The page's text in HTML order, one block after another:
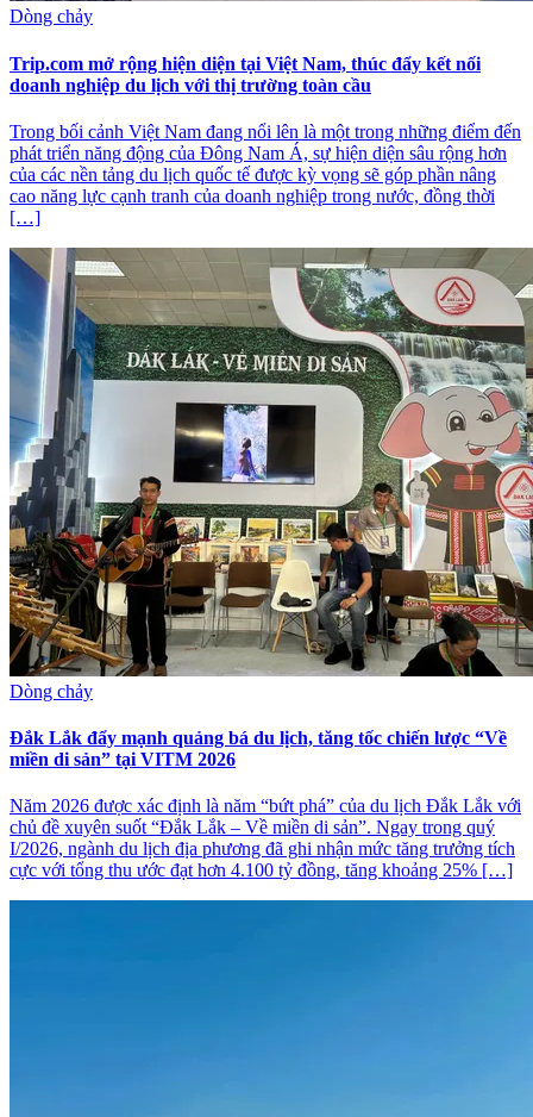
Dòng chảy
Trip.com mở rộng hiện diện tại Việt Nam, thúc đẩy kết nối
doanh nghiệp du lịch với thị trường toàn cầu
Trong bối cảnh Việt Nam đang nổi lên là một trong những điểm đến
phát triển năng động của Đông Nam Á, sự hiện diện sâu rộng hơn
của các nền tảng du lịch quốc tế được kỳ vọng sẽ góp phần nâng
cao năng lực cạnh tranh của doanh nghiệp trong nước, đồng thời
[…]
Dòng chảy
Đắk Lắk đẩy mạnh quảng bá du lịch, tăng tốc chiến lược “Về
miền di sản” tại VITM 2026
Năm 2026 được xác định là năm “bứt phá” của du lịch Đắk Lắk với
chủ đề xuyên suốt “Đắk Lắk – Về miền di sản”. Ngay trong quý
I/2026, ngành du lịch địa phương đã ghi nhận mức tăng trưởng tích
cực với tổng thu ước đạt hơn 4.100 tỷ đồng, tăng khoảng 25% […]